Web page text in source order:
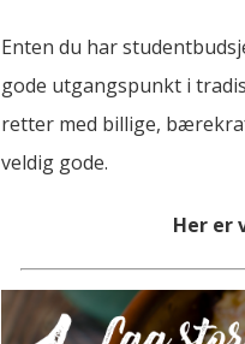
Enten du har
gode utgangspunkt i
retter med billige,
veldig gode.
Her er